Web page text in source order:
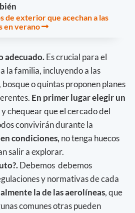
de exterior que acechan a las
en verano
adecuado.Es crucial para el
la familia, incluyendo a las
bosque o quintas proponen planes
En primer lugar elegir un
y chequear que el cercado del
convivirán durante la
condiciones, no tenga huecos
salir a explorar.
Debemos debemos
y normativas de cada
la de las aerolíneas, que
comunes otras pueden